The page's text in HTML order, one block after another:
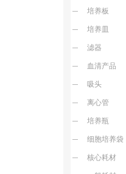
培养板
培养皿
滤器
血清产品
吸头
离心管
培养瓶
细胞培养袋
核心耗材